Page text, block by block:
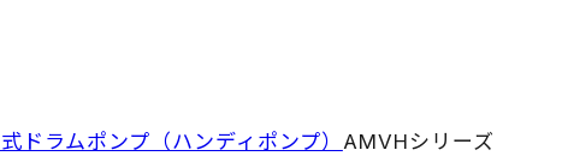
ドラムポンプ（ハンディポンプ） AMVHシリーズ